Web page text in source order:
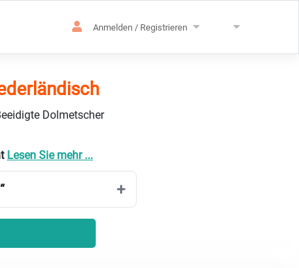
Anmelden / Registrieren
Dolmetscher
Lesen Sie mehr ...